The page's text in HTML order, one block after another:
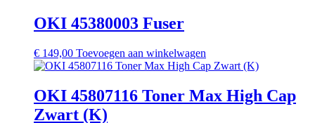
OKI 45380003 Fuser
€ 149,00 Toevoegen aan winkelwagen
OKI 45807116 Toner Max High Cap
Zwart (K)